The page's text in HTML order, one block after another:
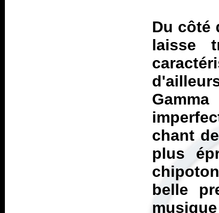
Du côté
laisse
chant
plus
belle